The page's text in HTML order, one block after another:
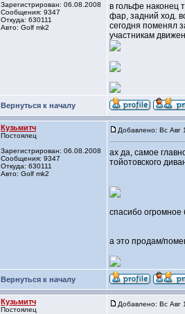
Зарегистрирован: 06.08.2008
Сообщения: 9347
Откуда: 630111
Авто: Golf mk2
в гольфе наконец
фар, задний ход.
сегодня поменял
участникам
Вернуться к началу
Кузьмитч
Постоялец
Зарегистрирован: 06.08.2008
Сообщения: 9347
Откуда: 630111
Авто: Golf mk2
Добавлено: Вс Авг
ах да, самое
тойотовского
спасибо огромное
а это продам/
Вернуться к началу
Кузьмитч
Постоялец
Добавлено: Вс Авг